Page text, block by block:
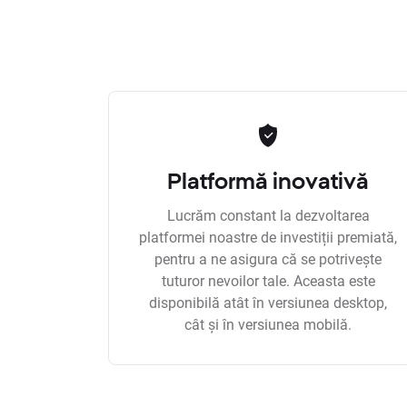
Platformă inovativă
Lucrăm constant la dezvoltarea
platformei noastre de investiții premiată,
pentru a ne asigura că se potrivește
tuturor nevoilor tale. Aceasta este
disponibilă atât în versiunea desktop,
cât și în versiunea mobilă.